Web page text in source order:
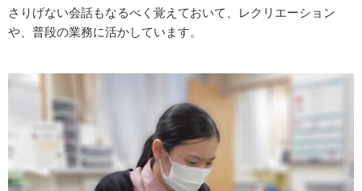
さりげない会話もなるべく覚えておいて、レクリエーション
や、普段の業務に活かしています。